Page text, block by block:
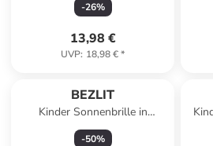
-26%
13,98 €
UVP: 18,98 €*
BEZLIT
Kinder Sonnenbrille in
Pink/Lila
-50%